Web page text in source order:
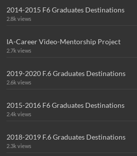
2014-2015 F6 Graduates Destinations
2.8k views
IA-Career Video-Mentorship Project
2.7k views
2019-2020 F.6 Graduates Destinations
2.6k views
2015-2016 F6 Graduates Destinations
2.4k views
2018-2019 F.6 Graduates Destinations
2.3k views